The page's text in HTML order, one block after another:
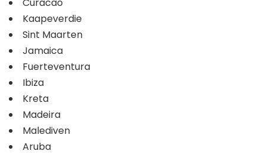
Kaapeverdie
Sint Maarten
Jamaica
Fuerteventura
Ibiza
Kreta
Madeira
Malediven
Aruba